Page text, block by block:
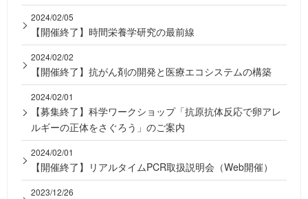
2024/02/05
【開催終了】時間栄養学研究の最前線
2024/02/02
【開催終了】抗がん剤の開発と医療エコシステムの構築
2024/02/01
【募集終了】科学ワークショップ「抗原抗体反応で卵アレ
ルギーの正体をさぐろう」のご案内
2024/02/01
【開催終了】リアルタイムPCR取扱説明会（Web開催）
2023/12/26